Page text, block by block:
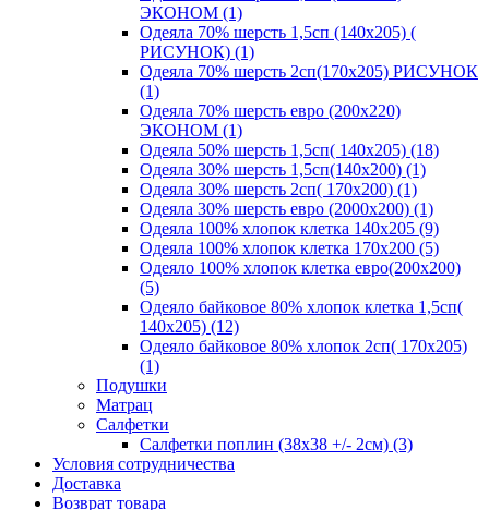
ЭКОНОМ (1)
Одеяла 70% шерсть 1,5сп (140х205) (
РИСУНОК) (1)
Одеяла 70% шерсть 2сп(170х205) РИСУНОК
(1)
Одеяла 70% шерсть евро (200х220)
ЭКОНОМ (1)
Одеяла 50% шерсть 1,5сп( 140х205) (18)
Одеяла 30% шерсть 1,5сп(140х200) (1)
Одеяла 30% шерсть 2сп( 170х200) (1)
Одеяла 30% шерсть евро (2000х200) (1)
Одеяла 100% хлопок клетка 140х205 (9)
Одеяла 100% хлопок клетка 170х200 (5)
Одеяло 100% хлопок клетка евро(200х200)
(5)
Одеяло байковое 80% хлопок клетка 1,5сп(
140х205) (12)
Одеяло байковое 80% хлопок 2сп( 170х205)
(1)
Подушки
Матрац
Салфетки
Салфетки поплин (38х38 +/- 2см) (3)
Условия сотрудничества
Доставка
Возврат товара